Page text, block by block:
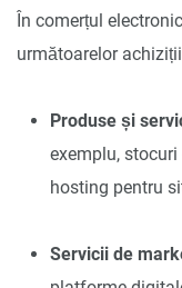
În comerțul
următoarelor
Produse și
exemplu,
hosting pentru
Servicii de